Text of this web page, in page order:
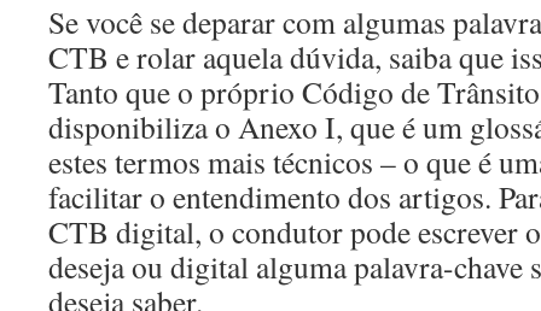
Se você se deparar com algumas
CTB e rolar aquela dúvida, saiba que
Tanto que o próprio Código de
disponibiliza o Anexo I, que é um
estes termos mais técnicos – o que é
facilitar o entendimento dos artigos.
CTB digital, o condutor pode escrever
deseja ou digital alguma palavra-chave
deseja saber.